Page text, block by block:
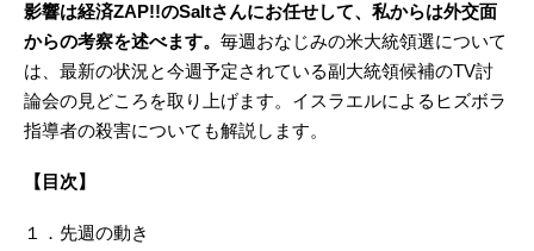
影響は経済ZAP!!のSaltさんにお任せして、私からは外交面
からの考察を述べます。 毎週おなじみの米大統領選について
は、最新の状況と今週予定されている副大統領候補のTV討
論会の見どころを取り上げます。イスラエルによるヒズボラ
指導者の殺害についても解説します。
【目次】
１．先週の動き